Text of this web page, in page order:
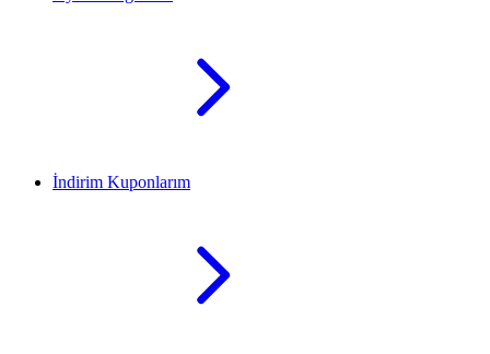
İndirim Kuponlarım